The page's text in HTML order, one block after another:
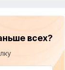
всех?